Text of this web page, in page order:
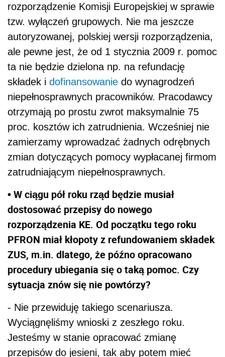
rozporządzenie Komisji Europejskiej w sprawie
tzw. wyłączeń grupowych. Nie ma jeszcze
autoryzowanej, polskiej wersji rozporządzenia,
ale pewne jest, że od 1 stycznia 2009 r. pomoc
ta nie będzie dzielona np. na refundację
składek i dofinansowanie do wynagrodzeń
niepełnosprawnych pracowników. Pracodawcy
otrzymają po prostu zwrot maksymalnie 75
proc. kosztów ich zatrudnienia. Wcześniej nie
zamierzamy wprowadzać żadnych odrębnych
zmian dotyczących pomocy wypłacanej firmom
zatrudniającym niepełnosprawnych.
• W ciągu pół roku rząd będzie musiał
dostosować przepisy do nowego
rozporządzenia KE. Od początku tego roku
PFRON miał kłopoty z refundowaniem składek
ZUS, m.in. dlatego, że późno opracowano
procedury ubiegania się o taką pomoc. Czy
sytuacja znów się nie powtórzy?
- Nie przewiduję takiego scenariusza.
Wyciągnęliśmy wnioski z zeszłego roku.
Jesteśmy w stanie opracować zmianę
przepisów do jesieni, tak aby potem mieć